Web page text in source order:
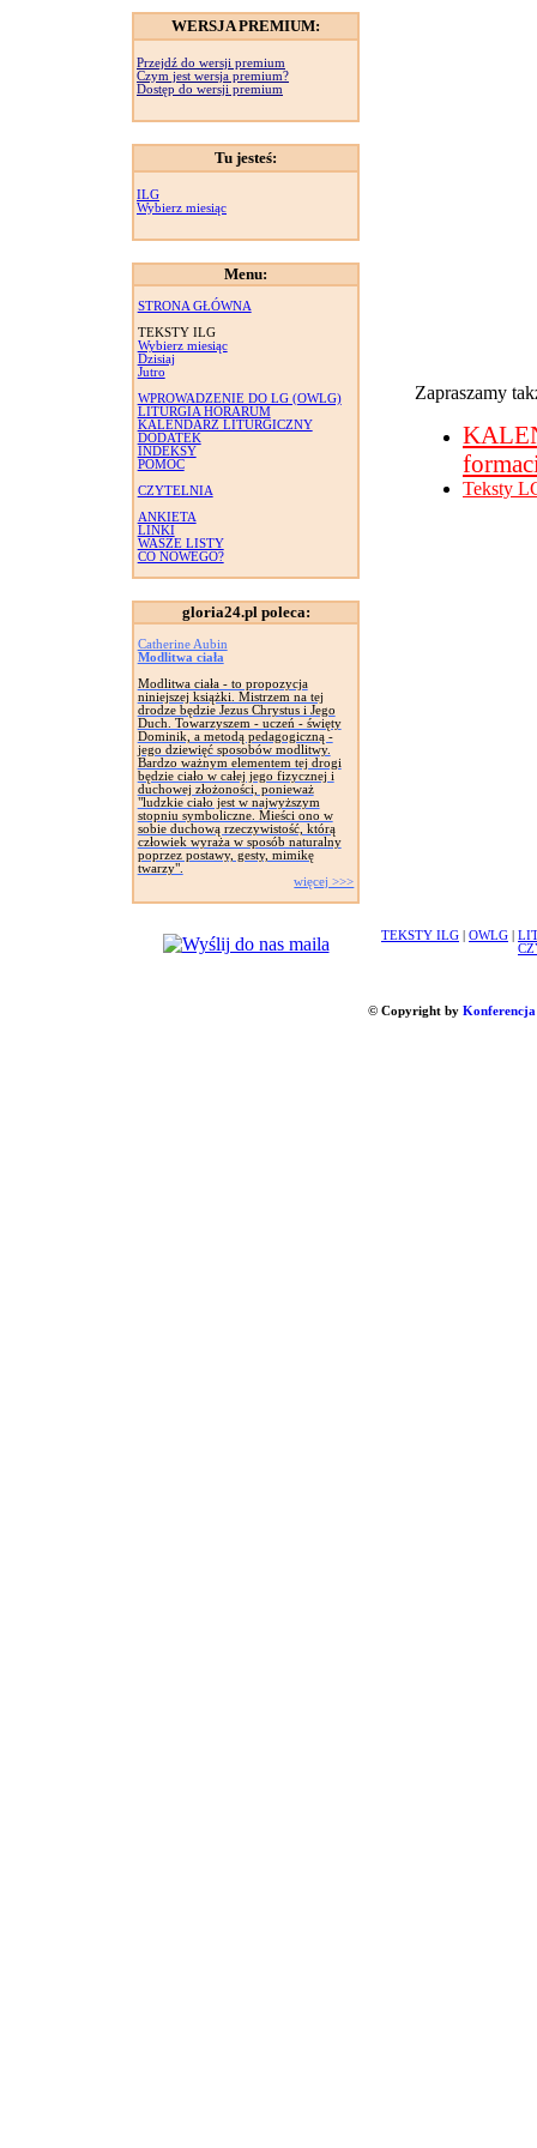
WERSJA PREMIUM:
Przejdź do wersji premium
Czym jest wersja premium?
Dostęp do wersji premium
Tu jesteś:
ILG
Wybierz miesiąc
Menu:
STRONA GŁÓWNA
TEKSTY ILG
Wybierz miesiąc
Dzisiaj
Jutro
WPROWADZENIE DO LG (OWLG)
LITURGIA HORARUM
KALENDARZ LITURGICZNY
DODATEK
INDEKSY
POMOC
CZYTELNIA
ANKIETA
LINKI
WASZE LISTY
CO NOWEGO?
gloria24.pl poleca:
Catherine Aubin
Modlitwa ciała
Modlitwa ciała - to propozycja
niniejszej książki. Mistrzem na tej
drodze będzie Jezus Chrystus i Jego
Duch. Towarzyszem - uczeń - święty
Dominik, a metodą pedagogiczną -
jego dziewięć sposobów modlitwy.
Bardzo ważnym elementem tej drogi
będzie ciało w całej jego fizycznej i
duchowej złożoności, ponieważ
"ludzkie ciało jest w najwyższym
stopniu symboliczne. Mieści ono w
sobie duchową rzeczywistość, którą
człowiek wyraża w sposób naturalny
poprzez postawy, gesty, mimikę
twarzy".
więcej >>>
Zapraszamy
Teksty
TEKSTY ILG OWLG
© Copyright by Konferencja